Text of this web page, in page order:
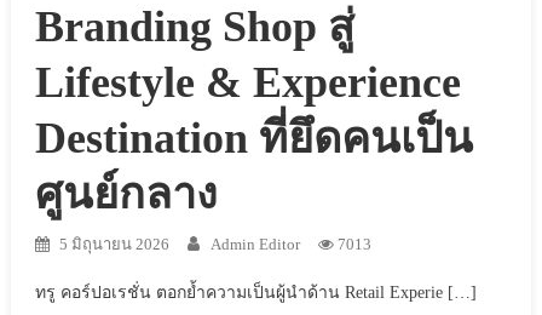
Branding Shop สู่
Lifestyle & Experience
Destination ที่ยึดคนเป็น
ศูนย์กลาง
5 มิถุนายน 2026 Admin Editor 7013
ทรู คอร์ปอเรชั่น ตอกย้ำความเป็นผู้นำด้าน Retail Experie […]